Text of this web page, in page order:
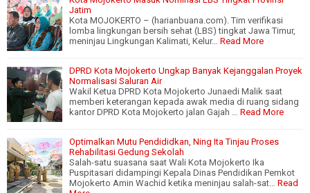
Jatim
Kota MOJOKERTO – (harianbuana.com). Tim verifikasi
lomba lingkungan bersih sehat (LBS) tingkat Jawa Timur,
meninjau Lingkungan Kalimati, Kelur… Read More
DPRD Kota Mojokerto Ungkap Banyak Kejanggalan Proyek
Normalisasi Saluran Air
Wakil Ketua DPRD Kota Mojokerto Junaedi Malik saat
memberi keterangan kepada awak media di ruang sidang
kantor DPRD Kota Mojokerto jalan Gajah … Read More
Optimalkan Mutu Pendididkan, Ning Ita Tinjau Proses
Rehabilitasi Gedung Sekolah
Salah-satu suasana saat Wali Kota Mojokerto Ika
Puspitasari didampingi Kepala Dinas Pendidikan Pemkot
Mojokerto Amin Wachid ketika meninjau salah-sat… Read